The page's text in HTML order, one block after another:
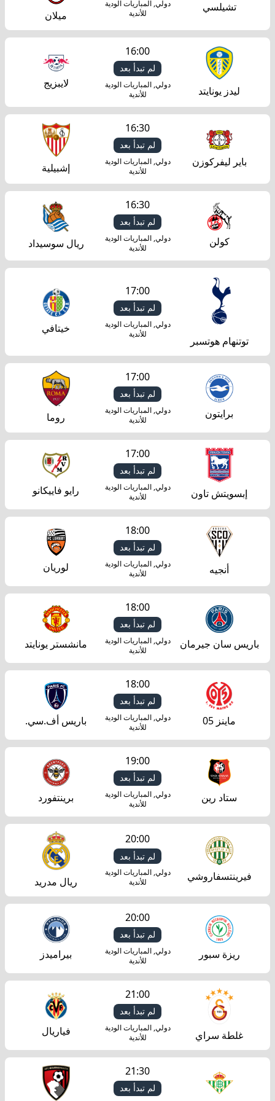
مباشر
yallashoot
تشيلسي
دولي, المباريات الودية
للأندية
ميلان
ليدز يونايتد
16:00
لم تبدأ بعد
دولي, المباريات الودية
للأندية
لايبزيج
باير ليفركوزن
16:30
لم تبدأ بعد
دولي, المباريات الودية
للأندية
إشبيلية
كولن
16:30
لم تبدأ بعد
دولي, المباريات الودية
للأندية
ريال سوسيداد
توتنهام هوتسبر
17:00
لم تبدأ بعد
دولي, المباريات الودية
للأندية
خيتافي
برايتون
17:00
لم تبدأ بعد
دولي, المباريات الودية
للأندية
روما
إبسويتش تاون
17:00
لم تبدأ بعد
دولي, المباريات الودية
للأندية
رايو فاييكانو
أنجيه
18:00
لم تبدأ بعد
دولي, المباريات الودية
للأندية
لوريان
باريس سان جيرمان
18:00
لم تبدأ بعد
دولي, المباريات الودية
للأندية
مانشستر يونايتد
ماينز 05
18:00
لم تبدأ بعد
دولي, المباريات الودية
للأندية
باريس أف.سي.
ستاد رين
19:00
لم تبدأ بعد
دولي, المباريات الودية
للأندية
برينتفورد
فيرينتسفاروشي
20:00
لم تبدأ بعد
دولي, المباريات الودية
للأندية
ريال مدريد
ريزة سبور
20:00
لم تبدأ بعد
دولي, المباريات الودية
للأندية
بيراميدز
غلطة سراي
21:00
لم تبدأ بعد
دولي, المباريات الودية
للأندية
فياريال
21:30
لم تبدأ بعد